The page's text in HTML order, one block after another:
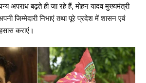
अपराध बढ़ते ही जा रहे हैं, मोहन यादव मुख्यमंत्री
जिम्मेदारी निभाएं तथा पूरे प्रदेश में शासन एवं
कराएं।